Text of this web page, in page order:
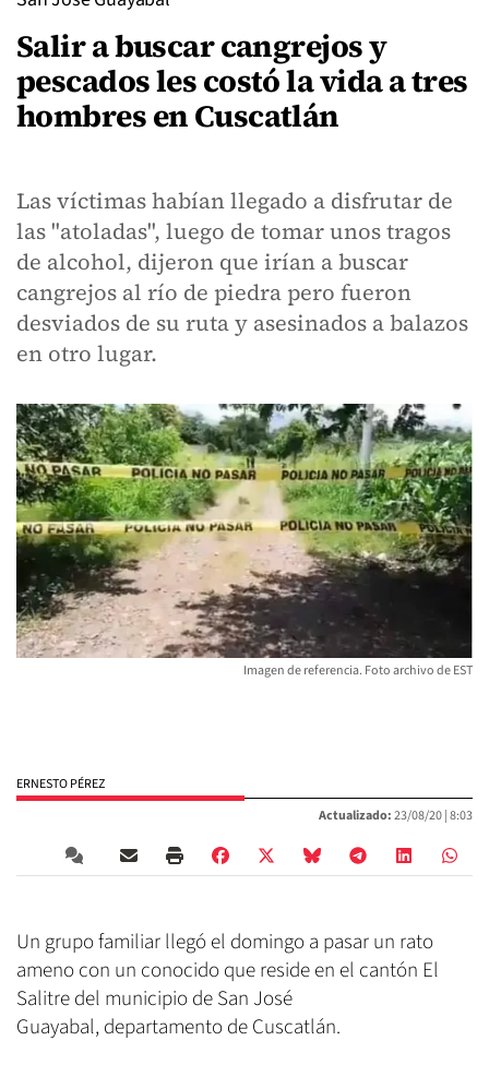
Salir a buscar cangrejos y
pescados les costó la vida a tres
hombres en Cuscatlán
Las víctimas habían llegado a disfrutar de
las "atoladas", luego de tomar unos tragos
de alcohol, dijeron que irían a buscar
cangrejos al río de piedra pero fueron
desviados de su ruta y asesinados a balazos
en otro lugar.
Imagen de referencia. Foto archivo de EST
ERNESTO PÉREZ
Actualizado:23/08/20 |8:03
Un grupo familiar llegó el domingo a pasar un rato
ameno con un conocido que reside en el cantón El
Salitre del municipio de San José
Guayabal, departamento de Cuscatlán.